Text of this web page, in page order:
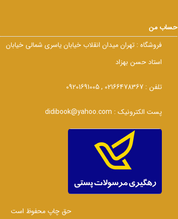
حساب من
فروشگاه : تهران میدان انقلاب خیابان یاسری شمالی خیابان
استاد حسن بهزاد
تلفن : 02166478367 , 09201691005
پست الکترونیک : didibook@yahoo.com
حق چاپ محفوظ است